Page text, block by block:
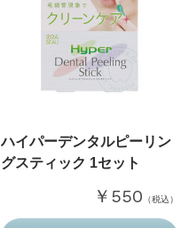
ハイパーデンタルピーリン
グスティック 1セット
￥550 （税込）